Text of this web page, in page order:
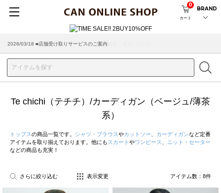
カート
0
BRAND
2026/03/18 ■店舗受け取りサービスのご案内
Te chichi（テチチ）/カーディガン（ベージュ/薄茶
系）
トップスの商品一覧です。 シャツ・ブラウスやカットソー カーディガンなど定番
アイテムを取り揃えております。他にも スカート やワンピース
ニット・セーター
などの商品も充実！
さらに絞り込む 表示変更 アイテム数： 8件